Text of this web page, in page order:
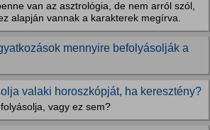
van az asztrológia, de nem arról szól,
alapján vannak a karakterek megírva.
mennyire befolyásolják a
valaki horoszkópját, ha keresztény?
vagy ez sem?